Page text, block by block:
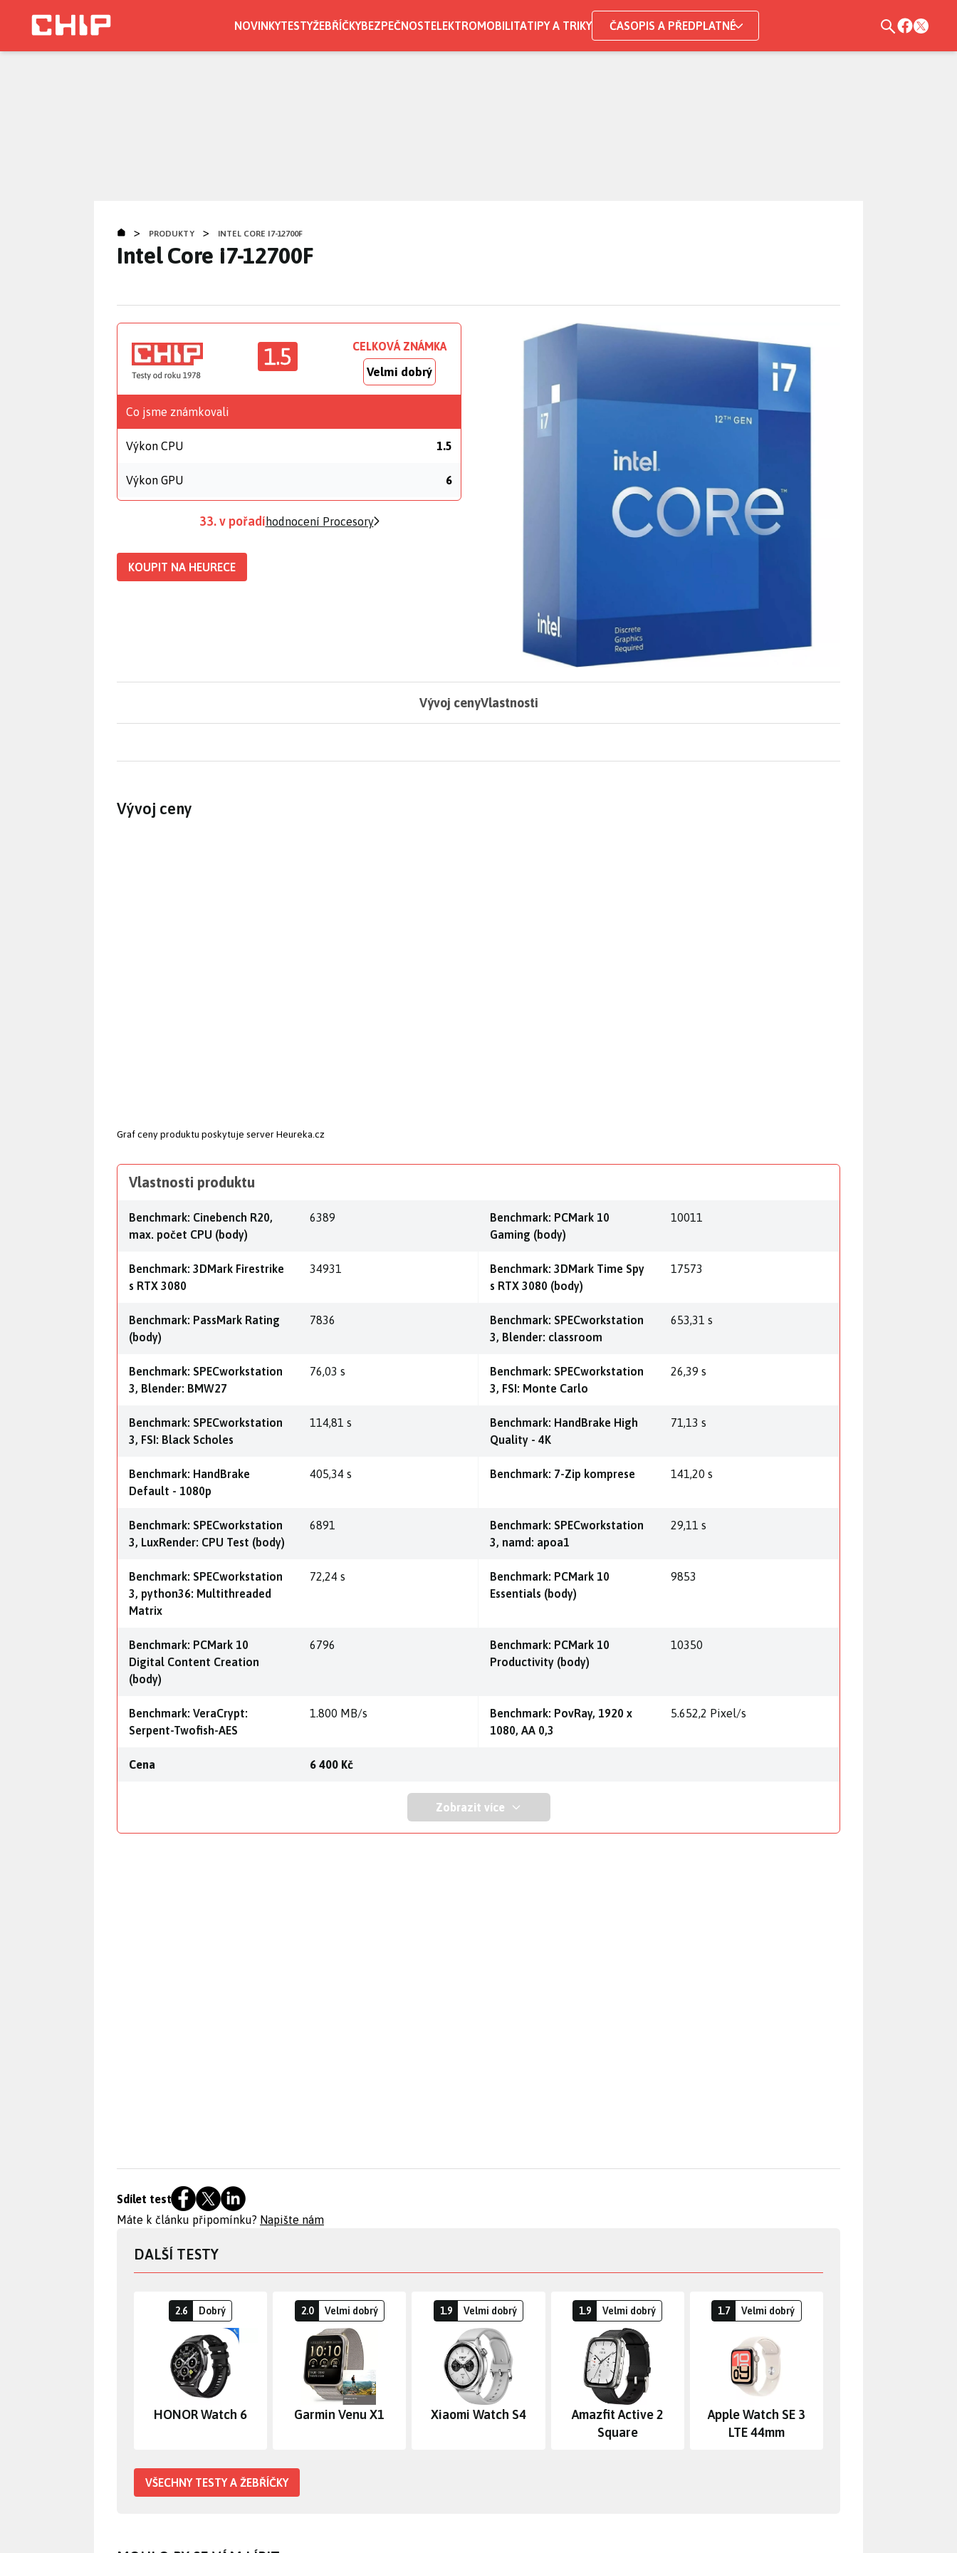
NOVINKYTESTYŽEBŘÍČKYBEZPEČNOSTELEKTROMOBILITATIPY A TRIKY ČASOPIS A PŘEDPLATNÉ
> PRODUKTY > INTEL CORE I7-12700F
Intel Core i7-12700F
1.5 CELKOVÁ ZNÁMKA
Velmi dobrý
Co jsme známkovali
Výkon CPU 1.5
Výkon GPU 6
33. v pořadí hodnocení Procesory
KOUPIT NA HEURECE
Vývoj cenyVlastnosti
Vývoj ceny
Graf ceny produktu poskytuje server Heureka.cz
Vlastnosti produktu
Benchmark: Cinebench R20,
max. počet CPU (body)
6389
Benchmark: PCMark 10
Gaming (body)
10011
Benchmark: 3DMark Firestrike
s RTX 3080
34931
Benchmark: 3DMark Time Spy
s RTX 3080 (body)
17573
Benchmark: PassMark Rating
(body)
7836
Benchmark: SPECworkstation
3, Blender: classroom
653,31 s
Benchmark: SPECworkstation
3, Blender: BMW27
76,03 s
Benchmark: SPECworkstation
3, FSI: Monte Carlo
26,39 s
Benchmark: SPECworkstation
3, FSI: Black Scholes
114,81 s
Benchmark: HandBrake High
Quality - 4K
71,13 s
Benchmark: HandBrake
Default - 1080p
405,34 s Benchmark: 7-Zip komprese 141,20 s
Benchmark: SPECworkstation
3, LuxRender: CPU Test (body)
6891
Benchmark: SPECworkstation
3, namd: apoa1
29,11 s
Benchmark: SPECworkstation
3, python36: Multithreaded
Matrix
72,24 s
Benchmark: PCMark 10
Essentials (body)
9853
Benchmark: PCMark 10
Digital Content Creation
(body)
6796
Benchmark: PCMark 10
Productivity (body)
10350
Benchmark: VeraCrypt:
Serpent-Twofish-AES
1.800 MB/s
Benchmark: PovRay, 1920 x
1080, AA 0,3
5.652,2 Pixel/s
Cena 6 400 Kč
Zobrazit více
Sdílet test
Máte k článku připomínku? Napište nám
DALŠÍ TESTY
2.6 Dobrý
HONOR Watch 6
2.0 Velmi dobrý
Garmin Venu X1
1.9 Velmi dobrý
Xiaomi Watch S4
1.9 Velmi dobrý
Amazfit Active 2
Square
1.7 Velmi dobrý
Apple Watch SE 3
LTE 44mm
VŠECHNY TESTY A ŽEBŘÍČKY